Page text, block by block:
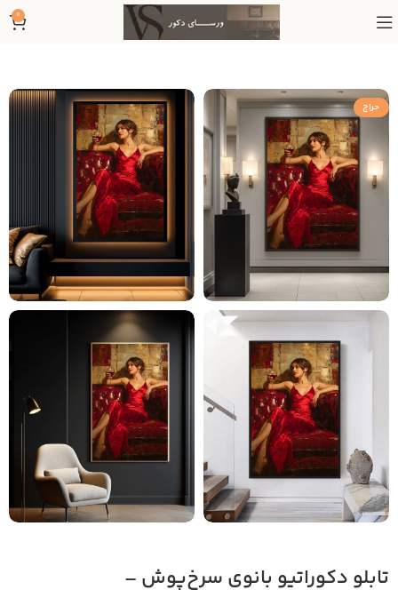
0
حراج
تابلو دکوراتیو بانوی سرخ‌پوش –